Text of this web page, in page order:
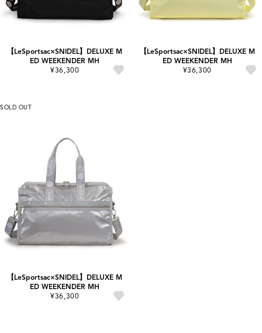
【LeSportsac×SNIDEL】DELUXE M
ED WEEKENDER MH
¥36,300
【LeSportsac×SNIDEL】DELUXE M
ED WEEKENDER MH
¥36,300
SOLD OUT
【LeSportsac×SNIDEL】DELUXE M
ED WEEKENDER MH
¥36,300